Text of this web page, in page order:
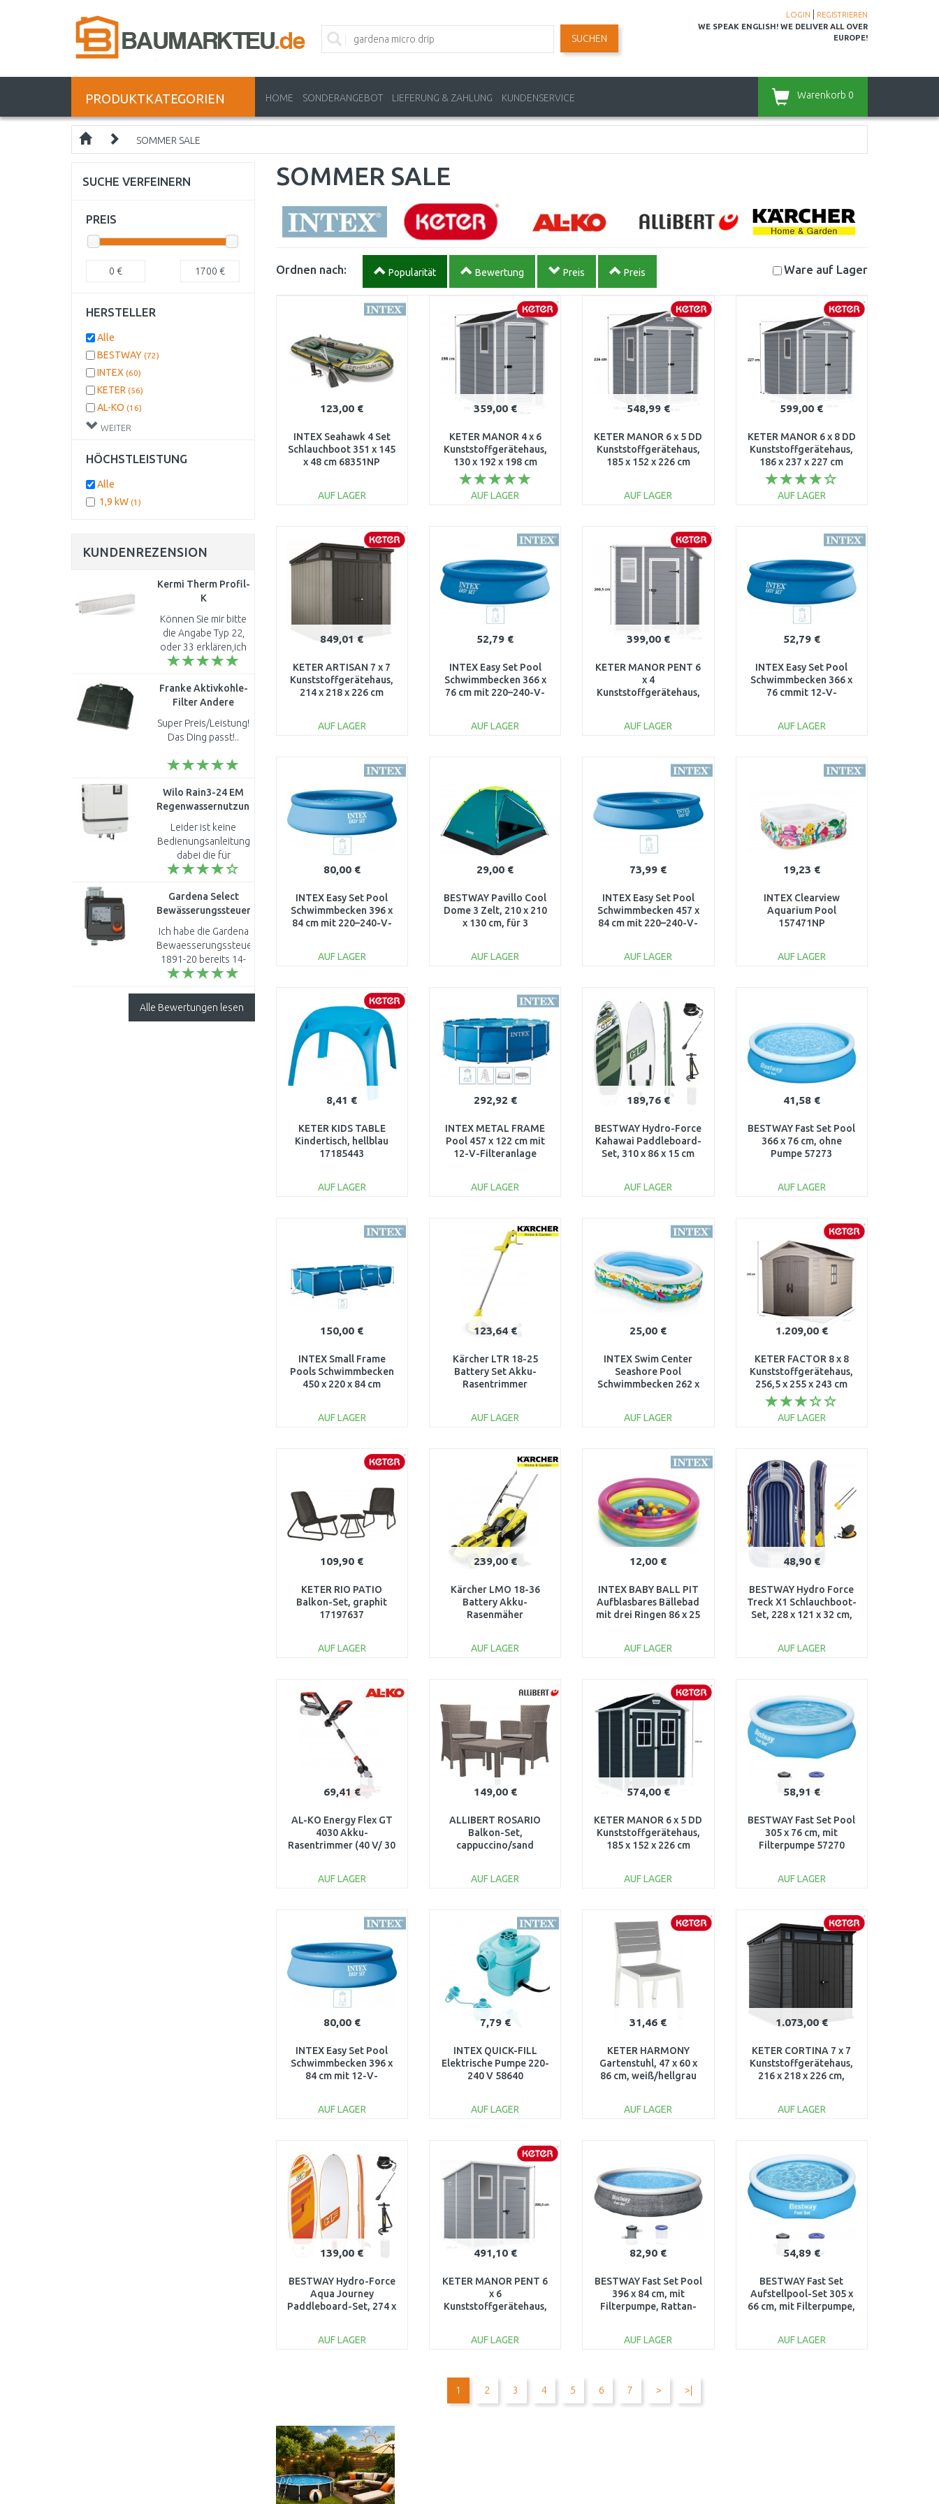
LOGIN
REGISTRIEREN
WE SPEAK ENGLISH! WE DELIVER ALL OVER
EUROPE!
SUCHEN
PRODUKTKATEGORIEN HOME SONDERANGEBOT LIEFERUNG & ZAHLUNG KUNDENSERVICE Warenkorb 0
SOMMER SALE
SOMMER SALE
Ordnen nach: Popularität Bewertung Preis Preis Ware auf Lager
123,00 €
INTEX Seahawk 4 Set
Schlauchboot 351 x 145
x 48 cm 68351NP
AUF LAGER
WARENKORB
Vergleichen
359,00 €
KETER MANOR 4 x 6
Kunststoffgerätehaus,
130 x 192 x 198 cm
17197126
AUF LAGER
548,99 €
KETER MANOR 6 x 5 DD
Kunststoffgerätehaus,
185 x 152 x 226 cm
AUF LAGER
WARENKORB
599,00 €
KETER MANOR 6 x 8 DD
Kunststoffgerätehaus,
186 x 237 x 227 cm
17196659
AUF LAGER
849,01 €
KETER ARTISAN 7 x 7
Kunststoffgerätehaus,
214 x 218 x 226 cm
AUF LAGER
52,79 €
INTEX Easy Set Pool
Schwimmbecken 366 x
76 cm mit 220–240-V-
AUF LAGER
Vergleichen
399,00 €
KETER MANOR PENT 6
x 4
Kunststoffgerätehaus,
AUF LAGER
52,79 €
INTEX Easy Set Pool
Schwimmbecken 366 x
76 cmmit 12-V-
AUF LAGER
80,00 €
INTEX Easy Set Pool
Schwimmbecken 396 x
84 cm mit 220–240-V-
AUF LAGER
WARENKORB
29,00 €
BESTWAY Pavillo Cool
Dome 3 Zelt, 210 x 210
x 130 cm, für 3
AUF LAGER
73,99 €
INTEX Easy Set Pool
Schwimmbecken 457 x
84 cm mit 220–240-V-
AUF LAGER
Vergleichen
19,23 €
INTEX Clearview
Aquarium Pool
157471NP
AUF LAGER
8,41 €
KETER KIDS TABLE
Kindertisch, hellblau
17185443
AUF LAGER
292,92 €
INTEX METAL FRAME
Pool 457 x 122 cm mit
12-V-Filteranlage
AUF LAGER
Vergleichen
189,76 €
BESTWAY Hydro-Force
Kahawai Paddleboard-
Set, 310 x 86 x 15 cm
AUF LAGER
41,58 €
BESTWAY Fast Set Pool
366 x 76 cm, ohne
Pumpe 57273
AUF LAGER
WARENKORB
Vergleichen
150,00 €
INTEX Small Frame
Pools Schwimmbecken
450 x 220 x 84 cm
AUF LAGER
WARENKORB
123,64 €
Kärcher LTR 18-25
Battery Set Akku-
Rasentrimmer
AUF LAGER
Vergleichen
25,00 €
INTEX Swim Center
Seashore Pool
Schwimmbecken 262 x
AUF LAGER
Vergleichen
1.209,00 €
KETER FACTOR 8 x 8
Kunststoffgerätehaus,
256,5 x 255 x 243 cm
17197916
AUF LAGER
Vergleichen
109,90 €
KETER RIO PATIO
Balkon-Set, graphit
17197637
AUF LAGER
Vergleichen
239,00 €
Kärcher LMO 18-36
Battery Akku-
Rasenmäher
AUF LAGER
Vergleichen
12,00 €
INTEX BABY BALL PIT
Aufblasbares Bällebad
mit drei Ringen 86 x 25
AUF LAGER
WARENKORB
Vergleichen
48,90 €
BESTWAY Hydro Force
Treck X1 Schlauchboot-
Set, 228 x 121 x 32 cm,
AUF LAGER
Vergleichen
69,41 €
AL-KO Energy Flex GT
4030 Akku-
Rasentrimmer (40 V/ 30
AUF LAGER
149,00 €
ALLIBERT ROSARIO
Balkon-Set,
cappuccino/sand
AUF LAGER
Vergleichen
574,00 €
KETER MANOR 6 x 5 DD
Kunststoffgerätehaus,
185 x 152 x 226 cm
AUF LAGER
WARENKORB
Vergleichen
58,91 €
BESTWAY Fast Set Pool
305 x 76 cm, mit
Filterpumpe 57270
AUF LAGER
WARENKORB
Vergleichen
80,00 €
INTEX Easy Set Pool
Schwimmbecken 396 x
84 cm mit 12-V-
AUF LAGER
Vergleichen
7,79 €
INTEX QUICK-FILL
Elektrische Pumpe 220-
240 V 58640
AUF LAGER
WARENKORB
Vergleichen
31,46 €
KETER HARMONY
Gartenstuhl, 47 x 60 x
86 cm, weiß/hellgrau
AUF LAGER
Vergleichen
1.073,00 €
KETER CORTINA 7 x 7
Kunststoffgerätehaus,
216 x 218 x 226 cm,
AUF LAGER
Vergleichen
139,00 €
BESTWAY Hydro-Force
Aqua Journey
Paddleboard-Set, 274 x
AUF LAGER
491,10 €
KETER MANOR PENT 6
x 6
Kunststoffgerätehaus,
AUF LAGER
82,90 €
BESTWAY Fast Set Pool
396 x 84 cm, mit
Filterpumpe, Rattan-
AUF LAGER
54,89 €
BESTWAY Fast Set
Aufstellpool-Set 305 x
66 cm, mit Filterpumpe,
AUF LAGER
1 2 3 4 5 6 7 > >|
SUCHE VERFEINERN
PREIS
0 € 1700 €
HERSTELLER
WEITER
Alle
BESTWAY (72)
INTEX (60)
KETER (56)
AL-KO (16)
ALLIBERT
FIELDMANN(1)
PHILIPS
(1)
HÖCHSTLEISTUNG
Alle
1,9 kW (1)
KUNDENREZENSION
Kermi Therm Profil-
K
Kompaktheizkörperr
22 200 / 2000
FK0220202001NXK
Können Sie mir bitte
die Angabe Typ 22,
oder 33 erklären,ich
habe zwei seitliche
Durchmesser,
Abstand zwischen
den Ansc..
Franke Aktivkohle-
Filter Andere
112.0016.756
Super Preis/Leistung!
Das Ding passt!..
Wilo Rain3-24 EM
Regenwassernutzungsanlage
2551471
Leider ist keine
Bedienungsanleitung
dabei die für
jedermann leicht
geschrieben ist. Wie
man was einstellen
kann ist nicht besc..
Gardena Select
Bewässerungssteuerung
1891-20
Ich habe die Gardena
Bewaesserungssteuerung
1891-20 bereits 14-
fach in Betrieb und
damit. Deshalb auch
dieser Nachkauf. V..
Alle Bewertungen lesen